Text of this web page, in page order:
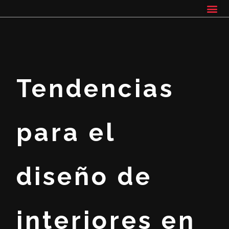
Tendencias
para el
diseño de
interiores en